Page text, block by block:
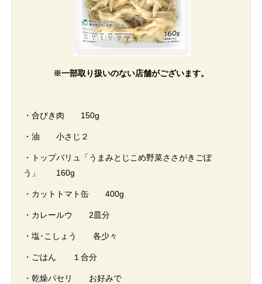
※一部取り扱いのない店舗がございます。
・合びき肉 150g
・油 小さじ２
・トップバリュ「うまみとじこめ野菜ささがきごぼ
う」 160g
・カットトマト缶 400g
・カレールウ 2皿分
・塩･こしょう 各少々
・ごはん １合分
・乾燥パセリ お好みで